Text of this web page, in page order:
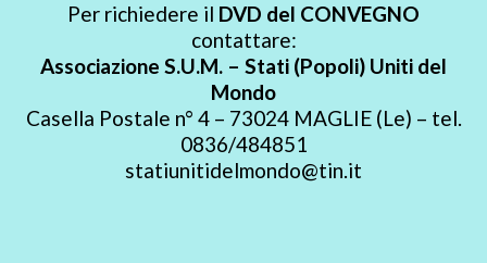
Per richiedere il DVD del CONVEGNO
contattare:
Associazione S.U.M. – Stati (Popoli) Uniti del
Mondo
Casella Postale n° 4 – 73024 MAGLIE (Le) – tel.
0836/484851
statiunitidelmondo@tin.it